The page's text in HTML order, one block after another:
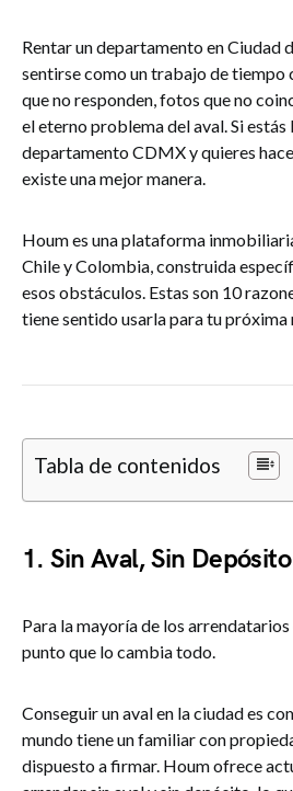
Rentar un departamento en Ciudad
sentirse como un trabajo de
que no responden, fotos que no
el eterno problema del aval. Si
departamento CDMX y quieres
existe una mejor manera.
Houm es una plataforma
Chile y Colombia, construida
esos obstáculos. Estas son 10
tiene sentido usarla para tu próxima
Tabla de contenidos
1. Sin Aval, Sin Depósito
Para la mayoría de los
punto que lo cambia todo.
Conseguir un aval en la ciudad es
mundo tiene un familiar con
dispuesto a firmar. Houm ofrece